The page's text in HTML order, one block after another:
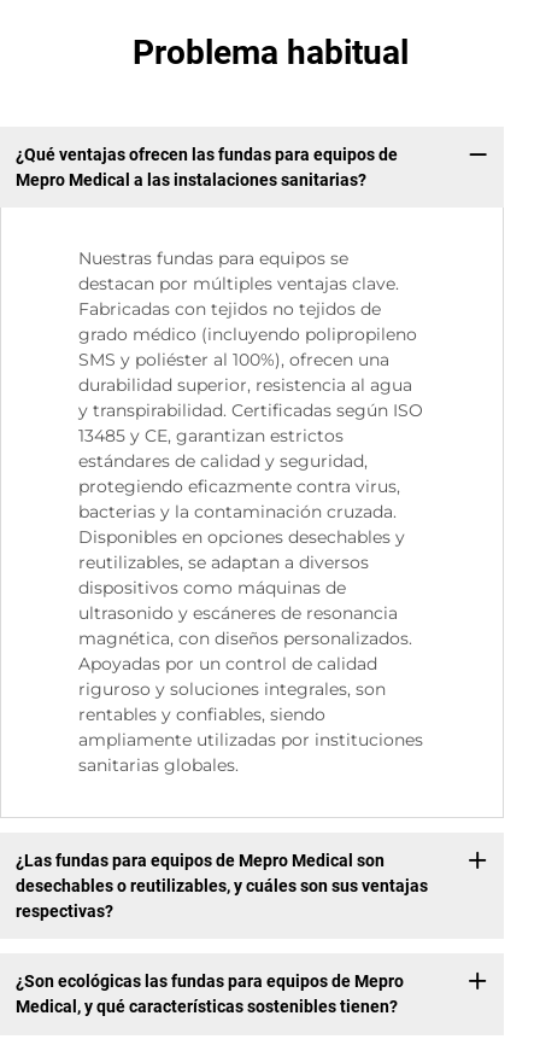
Problema habitual
¿Qué ventajas ofrecen las fundas para equipos de
Mepro Medical a las instalaciones sanitarias?
Nuestras fundas para equipos se
destacan por múltiples ventajas clave.
Fabricadas con tejidos no tejidos de
grado médico (incluyendo polipropileno
SMS y poliéster al 100%), ofrecen una
durabilidad superior, resistencia al agua
y transpirabilidad. Certificadas según ISO
13485 y CE, garantizan estrictos
estándares de calidad y seguridad,
protegiendo eficazmente contra virus,
bacterias y la contaminación cruzada.
Disponibles en opciones desechables y
reutilizables, se adaptan a diversos
dispositivos como máquinas de
ultrasonido y escáneres de resonancia
magnética, con diseños personalizados.
Apoyadas por un control de calidad
riguroso y soluciones integrales, son
rentables y confiables, siendo
ampliamente utilizadas por instituciones
sanitarias globales.
¿Las fundas para equipos de Mepro Medical son
desechables o reutilizables, y cuáles son sus ventajas
respectivas?
¿Son ecológicas las fundas para equipos de Mepro
Medical, y qué características sostenibles tienen?